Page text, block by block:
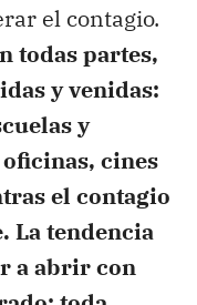
el contagio.
todas partes,
y venidas:
y
cines
el contagio
La tendencia
a abrir con